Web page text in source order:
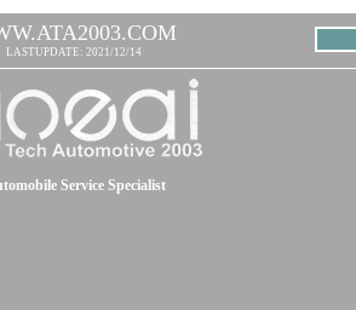
LASTUPDATE: 2021/12/14
Service Specialist